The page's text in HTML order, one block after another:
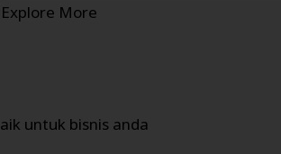
Explore More
untuk bisnis anda